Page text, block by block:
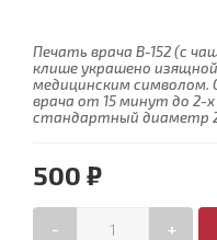
Печать врача В-152 (с
клише украшено
медицинским символом.
врача от 15 минут до 2-
стандартный диаметр
500 ₽
- +